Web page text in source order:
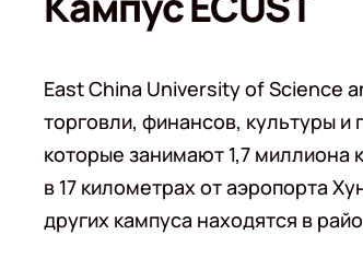
East China University of Science
торговли, финансов, культуры и
которые занимают 1,7 миллиона
в 17 километрах от аэропорта
других кампуса находятся в